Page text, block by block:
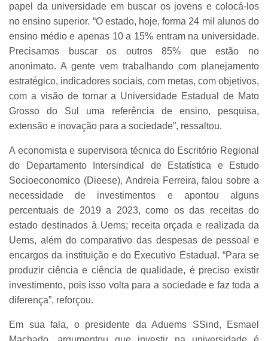
papel da universidade em buscar os jovens e colocá-los
no ensino superior. “O estado, hoje, forma 24 mil alunos do
ensino médio e apenas 10 a 15% entram na universidade.
Precisamos buscar os outros 85% que estão no
anonimato. A gente vem trabalhando com planejamento
estratégico, indicadores sociais, com metas, com objetivos,
com a visão de tornar a Universidade Estadual de Mato
Grosso do Sul uma referência de ensino, pesquisa,
extensão e inovação para a sociedade”, ressaltou.
A economista e supervisora técnica do Escritório Regional
do Departamento Intersindical de Estatística e Estudo
Socioeconomico (Dieese), Andreia Ferreira, falou sobre a
necessidade de investimentos e apontou alguns
percentuais de 2019 a 2023, como os das receitas do
estado destinados à Uems; receita orçada e realizada da
Uems, além do comparativo das despesas de pessoal e
encargos da instituição e do Executivo Estadual. “Para se
produzir ciência e ciência de qualidade, é preciso existir
investimento, pois isso volta para a sociedade e faz toda a
diferença”, reforçou.
Em sua fala, o presidente da Aduems SSind, Esmael